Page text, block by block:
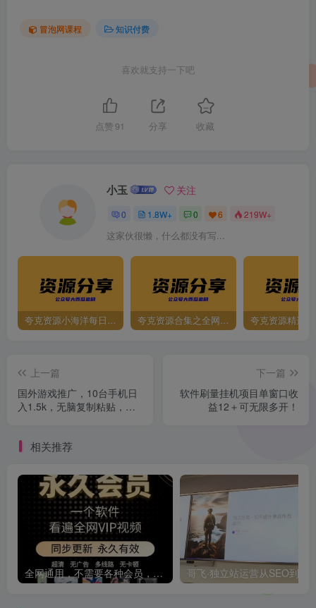
冒泡网课程 知识付费
喜欢就支持一下吧
点赞 91 分享 收藏
小玉 关注
0 1.8W+ 0 6 219W+
这家伙很懒，什么都没有写...
夸克资源小海洋每日更新资源大汇总（持续更新） 夸克资源合集之全网影视 夸克资源精选
上一篇
国外游戏推广，10台手机日
入1.5k，无脑复制粘贴，保
下一篇
软件刷量挂机项目单窗口收
益12＋可无限多开！
相关推荐
全网通用，不需要各种会员，再也不缺电影看！！